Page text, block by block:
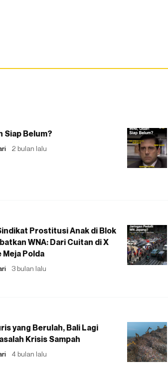
Siap Belum?
2 bulan lalu
Prostitusi Anak di Blok
WNA: Dari Cuitan di X
Meja Polda
3 bulan lalu
yang Berulah, Bali Lagi
Krisis Sampah
4 bulan lalu